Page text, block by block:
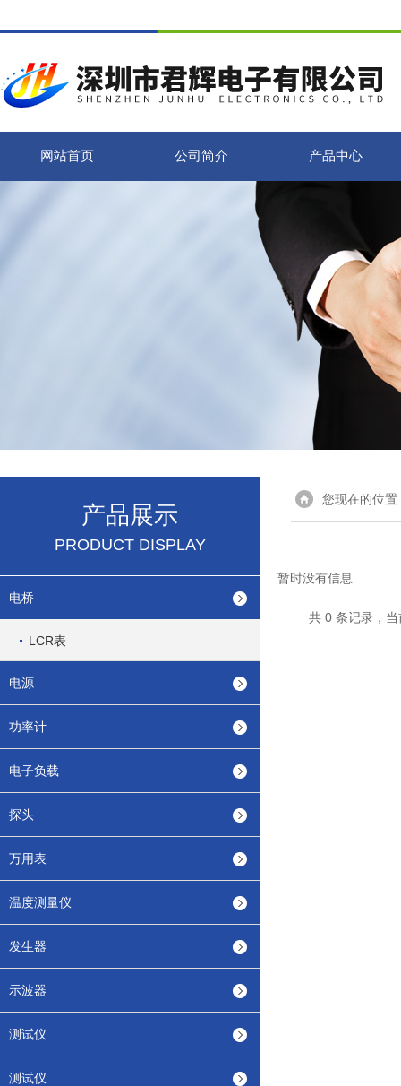
网站首页 公司简介 产品中心
产品展示
PRODUCT DISPLAY
电桥
LCR表
电源
功率计
电子负载
探头
万用表
温度测量仪
发生器
示波器
测试仪
测试仪
您现在的位置
暂时没有信息
共 0 条记录，